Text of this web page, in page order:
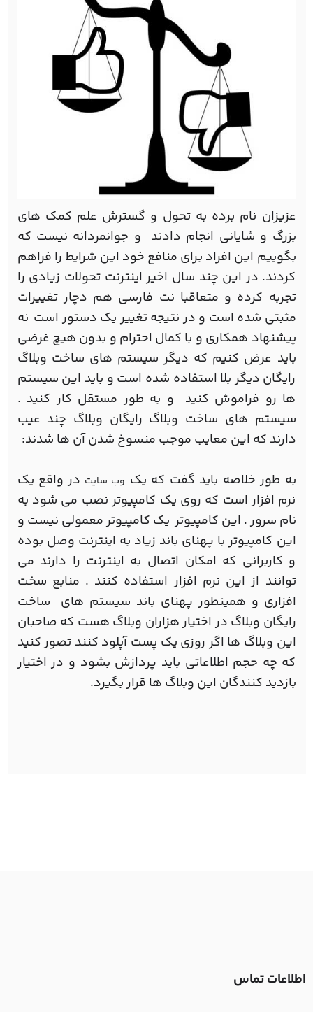
عزیزان نام برده به تحول و گسترش علم کمک های
بزرگ و شایانی انجام دادند و جوانمردانه نیست که
بگوییم این افراد برای منافع خود این شرایط را فراهم
کردند. در این چند سال اخیر اینترنت تحولات زیادی را
تجربه کرده و متعاقبا نت فارسی هم دچار تغییرات
مثبتی شده است و در نتیجه تغییر یک دستور است نه
پیشنهاد همکاری و با کمال احترام و بدون هیچ غرضی
باید عرض کنیم که دیگر سیستم های ساخت وبلاگ
رایگان دیگر بلا استفاده شده است و باید این سیستم
ها رو فراموش کنید و به طور مستقل کار کنید .
سیستم های ساخت وبلاگ رایگان وبلاگ چند عیب
دارند که این معایب موجب منسوخ شدن آن ها شدند:
به طور خلاصه باید گفت که یک وب سایت در واقع یک
نرم افزار است که روی یک کامپیوتر نصب می شود به
نام سرور . این کامپیوتر یک کامپیوتر معمولی نیست و
این کامپیوتر با پهنای باند زیاد به اینترنت وصل بوده
و کاربرانی که امکان اتصال به اینترنت را دارند می
توانند از این نرم افزار استفاده کنند . منابع سخت
افزاری و همینطور پهنای باند سیستم های ساخت
رایگان وبلاگ در اختیار هزاران وبلاگ هست که صاحبان
این وبلاگ ها اگر روزی یک پست آپلود کنند تصور کنید
که چه حجم اطلاعاتی باید پردازش بشود و در اختیار
بازدید کنندگان این وبلاگ ها قرار بگیرد.
اطلاعات تماس